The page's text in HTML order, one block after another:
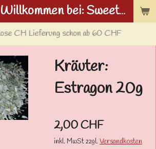
Herzlich Willkommen bei: Sweetwolf.ch
CH Lieferung schon ab 60 CHF
Kräuter:
Estragon 20g
2,00 CHF
inkl. MwSt zzgl.Versandkosten